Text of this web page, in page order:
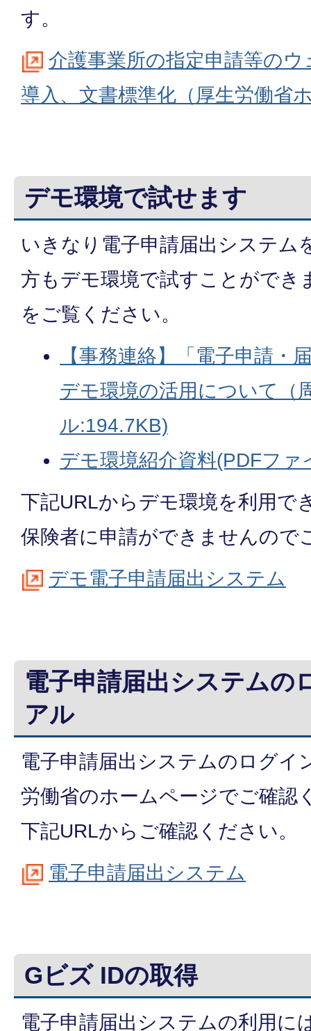
す。
介護事業所の指定申請等の
導⼊、文書標準化（厚生労働省
デモ環境で試せます
いきなり電子申請届出システム
方もデモ環境で試すことができ
をご覧ください。
【事務連絡】「電子申請・
デモ環境の活用について（
ル:194.7KB)
デモ環境紹介資料(PDFファ
下記URLからデモ環境を利用で
保険者に申請ができませんので
デモ電子申請届出システム
電子申請届出システムの
アル
電子申請届出システムのログイ
労働省のホームページでご確認
下記URLからご確認ください。
電子申請届出システム
Gビズ IDの取得
電子申請届出システムの利用に